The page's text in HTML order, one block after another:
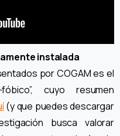
instalada
por COGAM es el
fóbico”, cuyo resumen
(y que puedes descargar
busca valorar